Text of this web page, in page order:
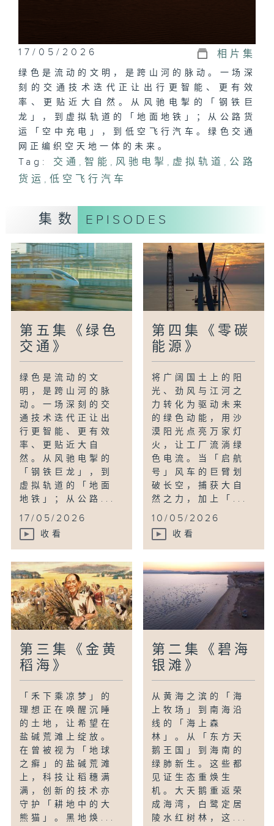
17/05/2026 相片集
绿色是流动的文明，是跨山河的脉动。一场深
刻的交通技术迭代正让出行更智能、更有效
率、更贴近大自然。从风驰电掣的「钢铁巨
龙」，到虚拟轨道的「地面地铁」；从公路货
运「空中充电」，到低空飞行汽车。绿色交通
网正编织空天地一体的未来。
Tag: 交通 , 智能 , 风驰电掣 , 虚拟轨道 , 公路
货运 ,低空飞行汽车
集数 EPISODES
第五集《绿色
交通》
绿色是流动的文
明，是跨山河的脉
动。一场深刻的交
通技术迭代正让出
行更智能、更有效
率、更贴近大自
然。从风驰电掣的
「钢铁巨龙」，到
虚拟轨道的「地面
地铁」；从公路...
17/05/2026
收看
第四集《零碳
能源》
将广阔国土上的阳
光、劲风与江河之
力转化为驱动未来
的绿色动能，用沙
漠阳光点亮万家灯
火，让工厂流淌绿
色电流。当「启航
号」风车的巨臂划
破长空，捕获大自
然之力，加上「...
10/05/2026
收看
第三集《金黄
稻海》
「禾下乘凉梦」的
理想正在唤醒沉睡
的土地，让希望在
盐碱荒滩上绽放。
在曾被视为「地球
之癣」的盐碱荒滩
上，科技让稻穗满
满，创新的技术亦
守护「耕地中的大
熊猫」。黑地焕...
第二集《碧海
银滩》
从黄海之滨的「海
上牧场」到南海沿
线的「海上森
林」。从「东方天
鹅王国」到海南的
绿肺新生。这些都
见证生态重焕生
机。大天鹅重返荣
成海湾，白鹭定居
陵水红树林，这...